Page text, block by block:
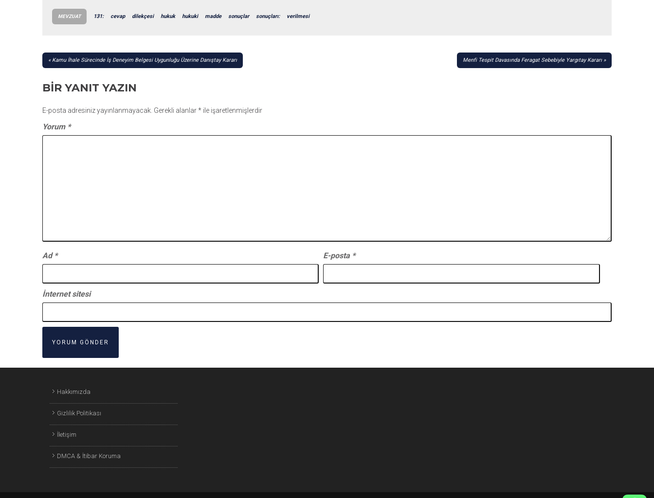
MEVZUAT 131: cevap dilekçesi hukuk hukuki madde sonuçlar sonuçları: verilmesi
YAZI
Kamu İhale Sürecinde İş Deneyim Belgesi Uygunluğu Üzerine Danıştay Kararı Menfi Tespit Davasında Feragat Sebebiyle Yargıtay Kararı
BIR YANIT YAZIN
E-posta adresiniz yayınlanmayacak. Gerekli alanlar* ile işaretlenmişlerdir
Yorum *
Ad * E-posta *
İnternet sitesi
Hakkımızda
Gizlilik Politikası
İletişim
DMCA & İtibar Koruma